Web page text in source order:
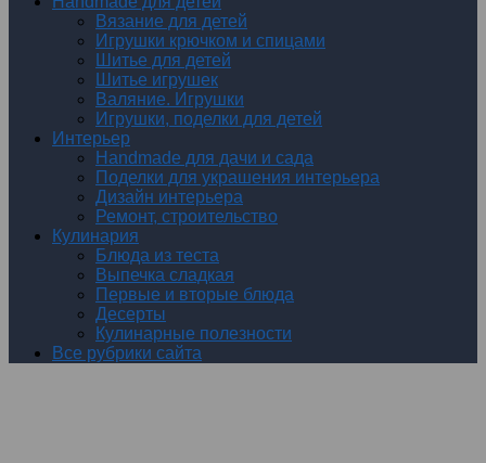
Вязание для детей
Игрушки крючком и спицами
Шитье для детей
Шитье игрушек
Валяние. Игрушки
Игрушки, поделки для детей
Интерьер
Handmade для дачи и сада
Поделки для украшения интерьера
Дизайн интерьера
Ремонт, строительство
Кулинария
Блюда из теста
Выпечка сладкая
Первые и вторые блюда
Десерты
Кулинарные полезности
Все рубрики сайта